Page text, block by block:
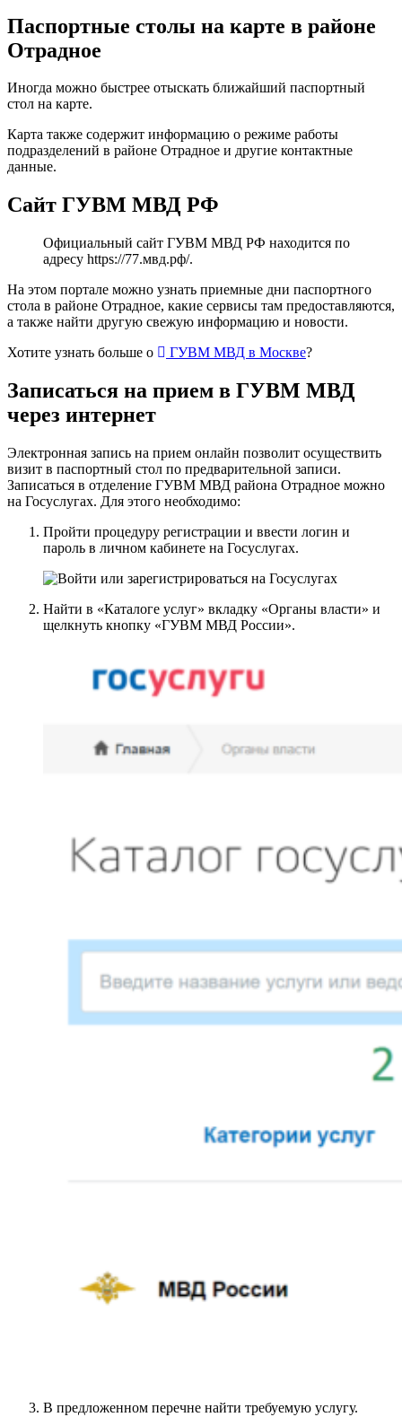
Паспортные столы на карте в районе
Отрадное
Иногда можно быстрее отыскать ближайший паспортный
стол на карте.
Карта также содержит информацию о режиме работы
подразделений в районе Отрадное и другие контактные
данные.
Сайт ГУВМ МВД РФ
Официальный сайт ГУВМ МВД РФ находится по
адресу https://77.мвд.рф/.
На этом портале можно узнать приемные дни паспортного
стола в районе Отрадное, какие сервисы там предоставляются,
а также найти другую свежую информацию и новости.
Хотите узнать больше о
ГУВМ МВД в Москве?
Записаться на прием в ГУВМ МВД
через интернет
Электронная запись на прием онлайн позволит осуществить
визит в паспортный стол по предварительной записи.
Записаться в отделение ГУВМ МВД района Отрадное можно
на Госуслугах. Для этого необходимо:
Пройти процедуру регистрации и ввести логин и
пароль в личном кабинете на Госуслугах.
Найти в «Каталоге услуг» вкладку «Органы власти» и
щелкнуть кнопку «ГУВМ МВД России».
В предложенном перечне найти требуемую услугу.